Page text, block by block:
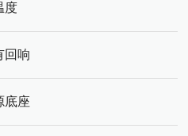
度
回响
底座